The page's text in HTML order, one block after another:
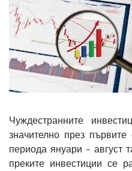
Чуждестранните
значително през
периода януари – август
преките инвестиции се